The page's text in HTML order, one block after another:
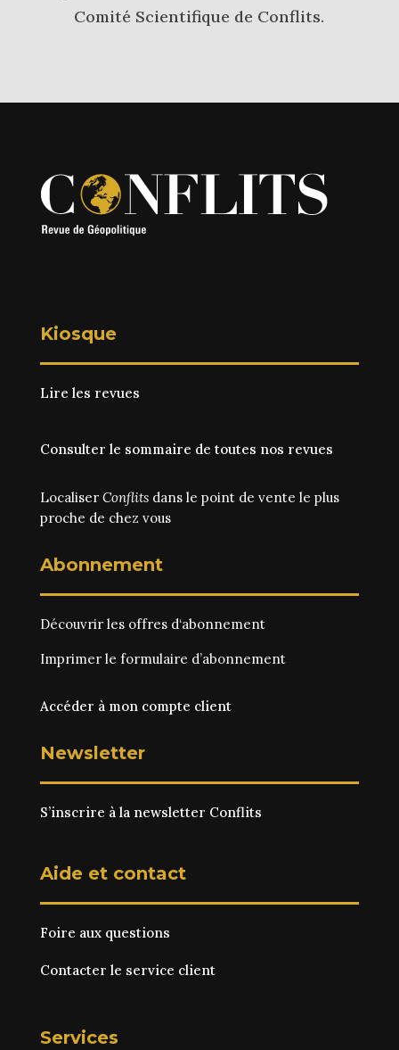
Comité Scientifique de Conflits.
Kiosque
Lire les revues
Consulter le sommaire de toutes nos revues
Localiser Conflitsdans le point de vente le plus
proche de chez vous
Abonnement
Découvrir les offres d‘abonnement
Imprimer le formulaire d’abonnement
Accéder à mon compte client
Newsletter
S’inscrire à la newsletter Conflits
Aide et contact
Foire aux questions
Contacter le service client
Services